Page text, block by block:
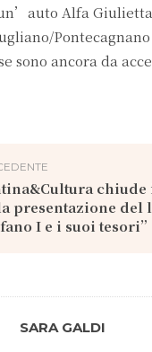
Alfa
sono ancora da
chiude
presentazione
I e i suoi tesori”
SARA GALDI